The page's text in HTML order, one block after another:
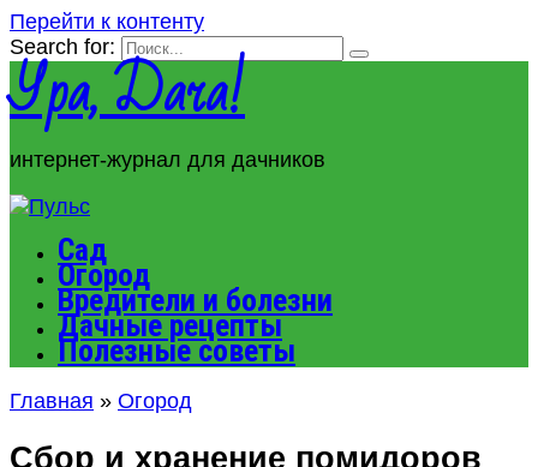
Перейти к контенту
Search for:
Ура, Дача!
интернет-журнал для дачников
Сад
Огород
Вредители и болезни
Дачные рецепты
Полезные советы
Главная » Огород
Сбор и хранение помидоров